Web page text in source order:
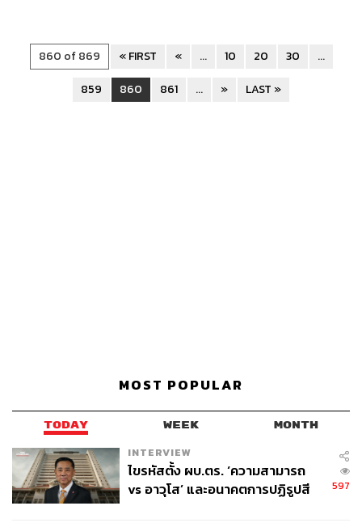
860 of 869 « FIRST « ... 10 20 30
...
859
860 861 ... » LAST »
MOST POPULAR
TODAY WEEK MONTH
INTERVIEW
ไขรหัสตั้ง ผบ.ตร. ‘ความสามารถ
vs อาวุโส’ และอนาคตการปฏิรูปสี
597